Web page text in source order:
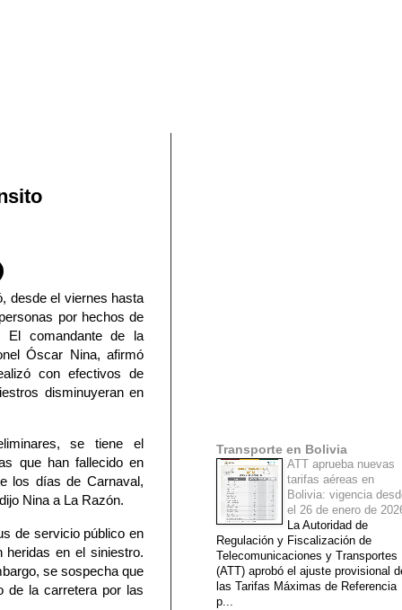
desde el viernes hasta
por hechos de
comandante de la
Óscar Nina, afirmó
con efectivos de
disminuyeran en
se tiene el
que han fallecido en
los días de Carnaval,
Nina a La Razón.
de servicio público en
heridas en el siniestro.
se sospecha que
de la carretera por las
Transporte en Bolivia
ATT aprueba nuevas
tarifas aéreas en
Bolivia: vigencia
el 26 de enero de
La Autoridad de
Regulación y Fiscalización de
Telecomunicaciones y Transportes
(ATT) aprobó el ajuste provisional
las Tarifas Máximas de Referencia
p...